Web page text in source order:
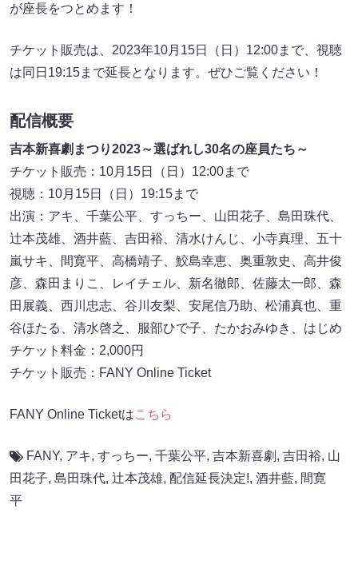
が座長をつとめます！
チケット販売は、2023年10月15日（日）12:00まで、視聴
は同日19:15まで延長となります。ぜひご覧ください！
配信概要
吉本新喜劇まつり2023～選ばれし30名の座員たち～
チケット販売：10月15日（日）12:00まで
視聴：10月15日（日）19:15まで
出演：アキ、千葉公平、すっちー、山田花子、島田珠代、
辻本茂雄、酒井藍、吉田裕、清水けんじ、小寺真理、五十
嵐サキ、間寛平、高橋靖子、鮫島幸恵、奥重敦史、高井俊
彦、森田まりこ、レイチェル、新名徹郎、佐藤太一郎、森
田展義、西川忠志、谷川友梨、安尾信乃助、松浦真也、重
谷ほたる、清水啓之、服部ひで子、たかおみゆき、はじめ
チケット料金：2,000円
チケット販売：FANY Online Ticket
FANY Online Ticketはこちら
FANY, アキ, すっちー, 千葉公平, 吉本新喜劇 , 吉田裕, 山
田花子, 島田珠代, 辻本茂雄, 配信延長決定!, 酒井藍, 間寛
平